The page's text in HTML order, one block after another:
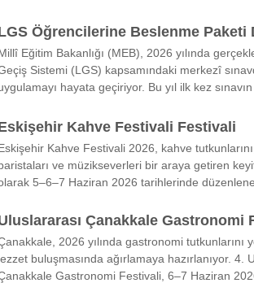
Öğrencilerine Beslenme Paketi
Eğitim Bakanlığı (MEB), 2026 yılında
Sistemi (LGS) kapsamındaki merkezî
hayata geçiriyor. Bu yıl ilk kez
Kahve Festivali Festivali
Kahve Festivali 2026, kahve
ve müzikseverleri bir araya getiren
5–6–7 Haziran 2026 tarihlerinde
Çanakkale Gastronomi
2026 yılında gastronomi tutkunlarını
buluşmasında ağırlamaya hazırlanıyor. 4.
Gastronomi Festivali, 6–7 Haziran